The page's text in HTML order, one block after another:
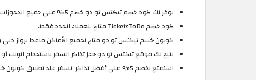
يوفر لك كود خصم تيكتس تو دو خصم 5% على جميع الحجوزات المتوفرة لدى تيكتس تو دو.
كود خصم TicketsToDo متاح للعملاء الجدد فقط.
كوبون خصم تيكتس تو دو متاح لجميع الأماكن ماعدا برواز دبي
يتيح لك موقع تيكتس تو دو حجز تذاكر السفر باستخدام الويب
استمتع بخصم 5% على أفضل تذاكر السفر عند تطبيق كوبون خصم TicketsToDo قبل الخروج من صفحة الدفع على موقع TicketsToDo قطر.